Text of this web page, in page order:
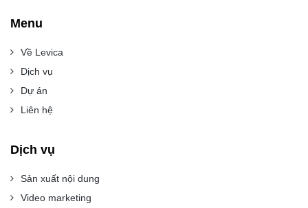
Menu
Về Levica
Dịch vụ
Dự án
Liên hệ
Dịch vụ
Sản xuất nội dung
Video marketing